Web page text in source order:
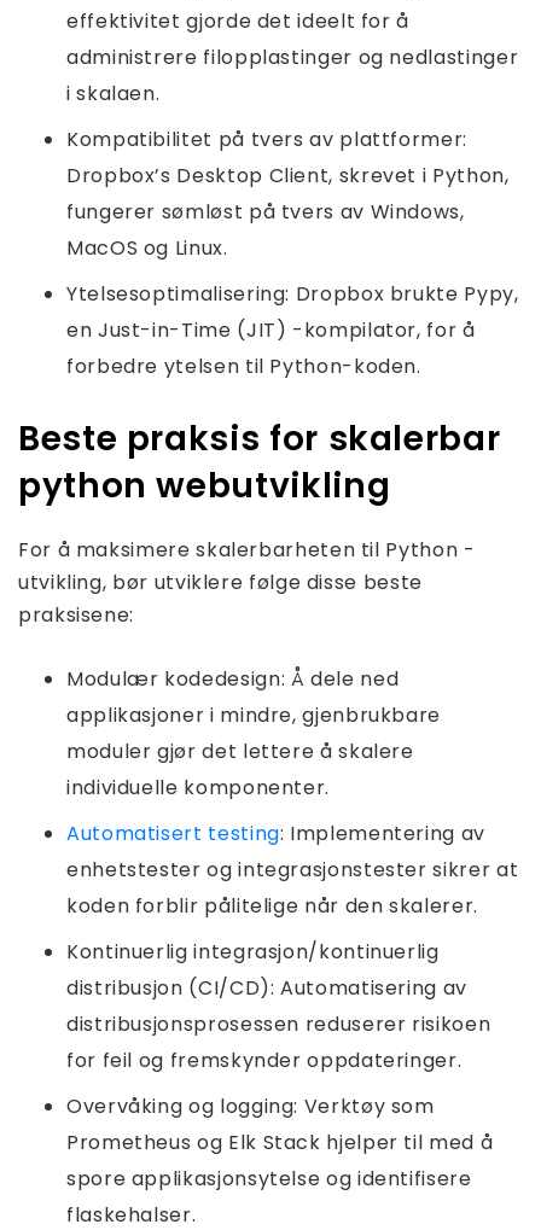
effektivitet gjorde det ideelt for å
administrere filopplastinger og nedlastinger
i skalaen.
Kompatibilitet på tvers av plattformer:
Dropbox’s Desktop Client, skrevet i Python,
fungerer sømløst på tvers av Windows,
MacOS og Linux.
Ytelsesoptimalisering: Dropbox brukte Pypy,
en Just-in-Time (JIT) -kompilator, for å
forbedre ytelsen til Python-koden.
Beste praksis for skalerbar
python webutvikling
For å maksimere skalerbarheten til Python -
utvikling, bør utviklere følge disse beste
praksisene:
Modulær kodedesign: Å dele ned
applikasjoner i mindre, gjenbrukbare
moduler gjør det lettere å skalere
individuelle komponenter.
Automatisert testing: Implementering av
enhetstester og integrasjonstester sikrer at
koden forblir pålitelige når den skalerer.
Kontinuerlig integrasjon/kontinuerlig
distribusjon (CI/CD): Automatisering av
distribusjonsprosessen reduserer risikoen
for feil og fremskynder oppdateringer.
Overvåking og logging: Verktøy som
Prometheus og Elk Stack hjelper til med å
spore applikasjonsytelse og identifisere
flaskehalser.